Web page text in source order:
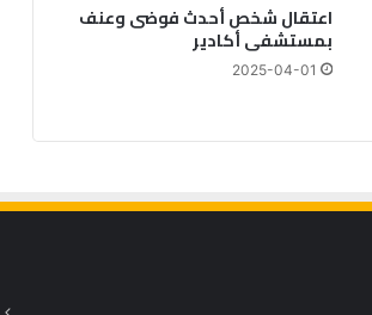
اعتقال شخص أحدث فوضى وعنف
بمستشفى أكادير
2025-04-01